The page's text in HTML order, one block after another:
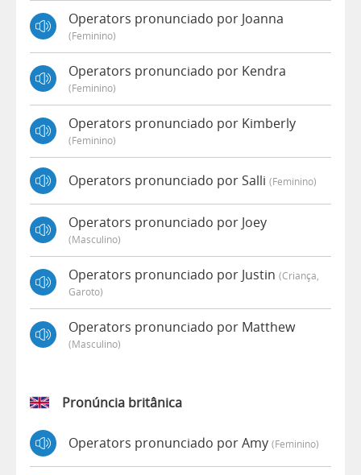
Operators pronunciado por Joanna
(feminino)
Operators pronunciado por Kendra
(feminino)
Operators pronunciado por Kimberly
(feminino)
Operators pronunciado por Salli (feminino)
Operators pronunciado por Joey
(masculino)
Operators pronunciado por Justin (criança,
Garoto)
Operators pronunciado por Matthew
(masculino)
Pronúncia britânica
Operators pronunciado por Amy (feminino)